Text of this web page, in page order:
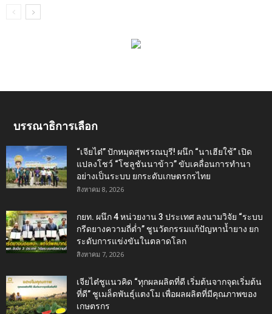
บรรณาธิการเลือก
“เจียไต๋” ปักหมุดสุพรรณบุรี! ผนึก “นาเฮียใช้” เปิด
แปลงโชว์ “โซลูชันนาข้าว” ขับเคลื่อนการทำนา
อย่างเป็นระบบ ยกระดับเกษตรกรไทย
สิงหาคม 8, 2026
กยท. ผนึก 4 หน่วยงาน 3 ประเทศ ลงนามวิจัย “ระบบ
กรีดยางความถี่ต่ำ” ชูนวัตกรรมแก้ปัญหาน้ำยาง ยก
ระดับการแข่งขันในตลาดโลก
สิงหาคม 7, 2026
เจียไต๋ชูแนวคิด “ทุกผลผลิตที่ดี เริ่มต้นจากจุดเริ่มต้น
ที่ดี” ชูเมล็ดพันธุ์แตงโม เพื่อผลผลิตที่มีคุณภาพของ
เกษตรกร